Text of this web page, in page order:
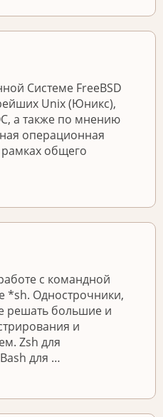
Системе FreeBSD
Unix (Юникс),
а также по мнению
операционная
рамках общего
с командной
*sh. Однострочники,
решать большие и
и
Zsh для
для …